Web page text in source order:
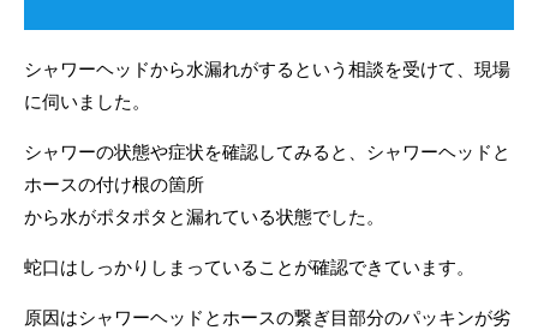
シャワーヘッドから水漏れがするという相談を受けて、現場
に伺いました。
シャワーの状態や症状を確認してみると、シャワーヘッドと
ホースの付け根の箇所
から水がポタポタと漏れている状態でした。
蛇口はしっかりしまっていることが確認できています。
原因はシャワーヘッドとホースの繋ぎ目部分のパッキンが劣